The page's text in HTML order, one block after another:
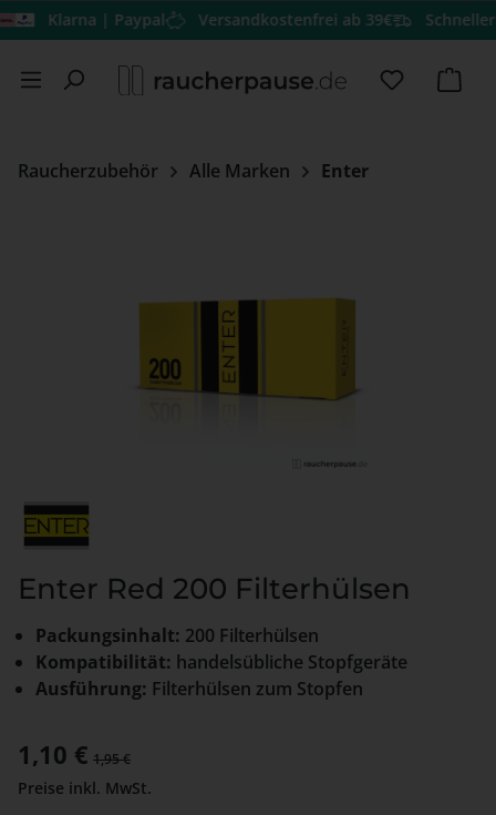
Zum Hauptinhalt springen
Klarna | Paypal Versandkostenfrei ab 39€ Schneller
Du hast
Raucherzubehör Alle Marken Enter
Enter Red 200 Filterhülsen
Packungsinhalt: 200 Filterhülsen
Kompatibilität: handelsübliche Stopfgeräte
Ausführung: Filterhülsen zum Stopfen
Verkaufspreis:
1,10 € Regulärer Preis:
1,95 €
Preise inkl. MwSt.